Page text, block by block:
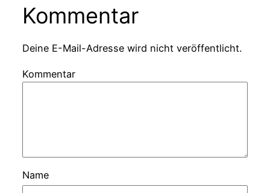
Kommentar
Deine E-Mail-Adresse wird nicht veröffentlicht.
Kommentar
Name